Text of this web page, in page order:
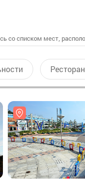
со списком мест,
Ресторан